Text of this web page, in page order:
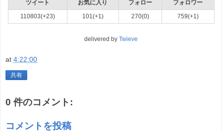
ツイート お気に入り フォロー
フォロワー
110803(+23)
101(+1) 270(0) 759(+1)
delivered by Twieve
at 4:22:00
共有
0 件のコメント:
コメントを投稿